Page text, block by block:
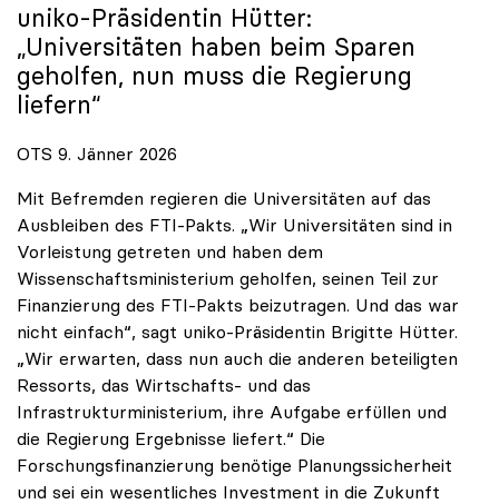
uniko-Präsidentin Hütter:
„Universitäten haben beim Sparen
geholfen, nun muss die Regierung
liefern“
OTS 9. Jänner 2026
Mit Befremden regieren die Universitäten auf das
Ausbleiben des FTI-Pakts. „Wir Universitäten sind in
Vorleistung getreten und haben dem
Wissenschaftsministerium geholfen, seinen Teil zur
Finanzierung des FTI-Pakts beizutragen. Und das war
nicht einfach“, sagt uniko-Präsidentin Brigitte Hütter.
„Wir erwarten, dass nun auch die anderen beteiligten
Ressorts, das Wirtschafts- und das
Infrastrukturministerium, ihre Aufgabe erfüllen und
die Regierung Ergebnisse liefert.“ Die
Forschungsfinanzierung benötige Planungssicherheit
und sei ein wesentliches Investment in die Zukunft